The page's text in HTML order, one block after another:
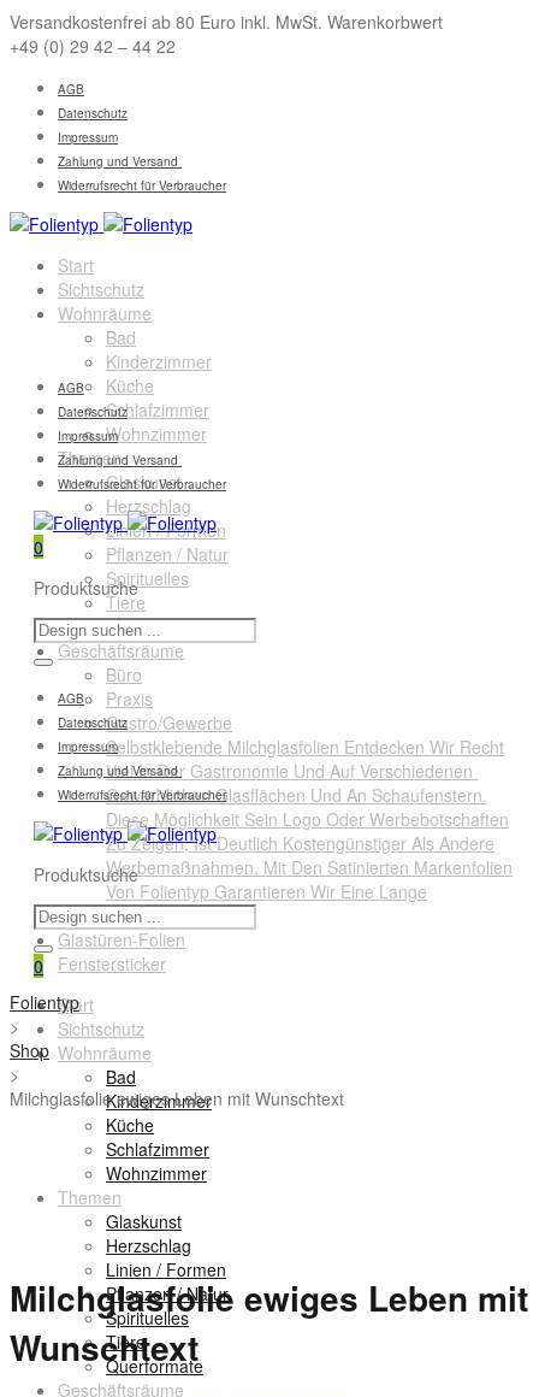
Versandkostenfrei ab 80 Euro inkl. MwSt. Warenkorbwert
+49 (0) 29 42 – 44 22
AGB
Datenschutz
Impressum
Zahlung und Versand
Widerrufsrecht für Verbraucher
Start
Sichtschutz
Wohnräume
Bad
Kinderzimmer
Küche
Schlafzimmer
Wohnzimmer
Themen
Glaskunst
Herzschlag
Linien / Formen
Pflanzen / Natur
Spirituelles
Tiere
Querformate
Geschäftsräume
Büro
Praxis
Gastro/Gewerbe
Selbstklebende Milchglasfolien Entdecken Wir Recht
Viel In Der Gastronomie Und Auf Verschiedenen
Gewerblichen Glasflächen Und An Schaufenstern.
Diese Möglichkeit Sein Logo Oder Werbebotschaften
Zu Zeigen, Ist Deutlich Kostengünstiger Als Andere
Werbemaßnahmen. Mit Den Satinierten Markenfolien
Von Folientyp Garantieren Wir Eine Lange
Lebensdauer.
Glastüren-Folien
Fenstersticker
Start
Sichtschutz
Wohnräume
Bad
Kinderzimmer
Küche
Schlafzimmer
Wohnzimmer
Themen
Glaskunst
Herzschlag
Linien / Formen
Pflanzen / Natur
Spirituelles
Tiere
Querformate
Geschäftsräume
AGB
Datenschutz
Impressum
Zahlung und Versand
Widerrufsrecht für Verbraucher
0
Produktsuche
AGB
Datenschutz
Impressum
Zahlung und Versand
Widerrufsrecht für Verbraucher
Produktsuche
0
Folientyp
>
Shop
>
Milchglasfolie ewiges Leben mit Wunschtext
Milchglasfolie ewiges Leben mit
Wunschtext